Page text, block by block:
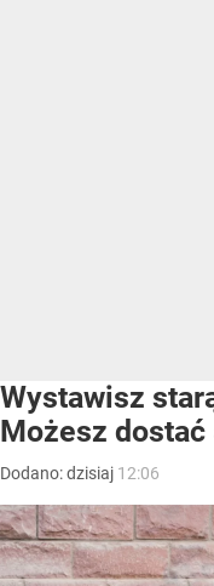
Wystawisz
Możesz dostać
Dodano:dzisiaj 12:06